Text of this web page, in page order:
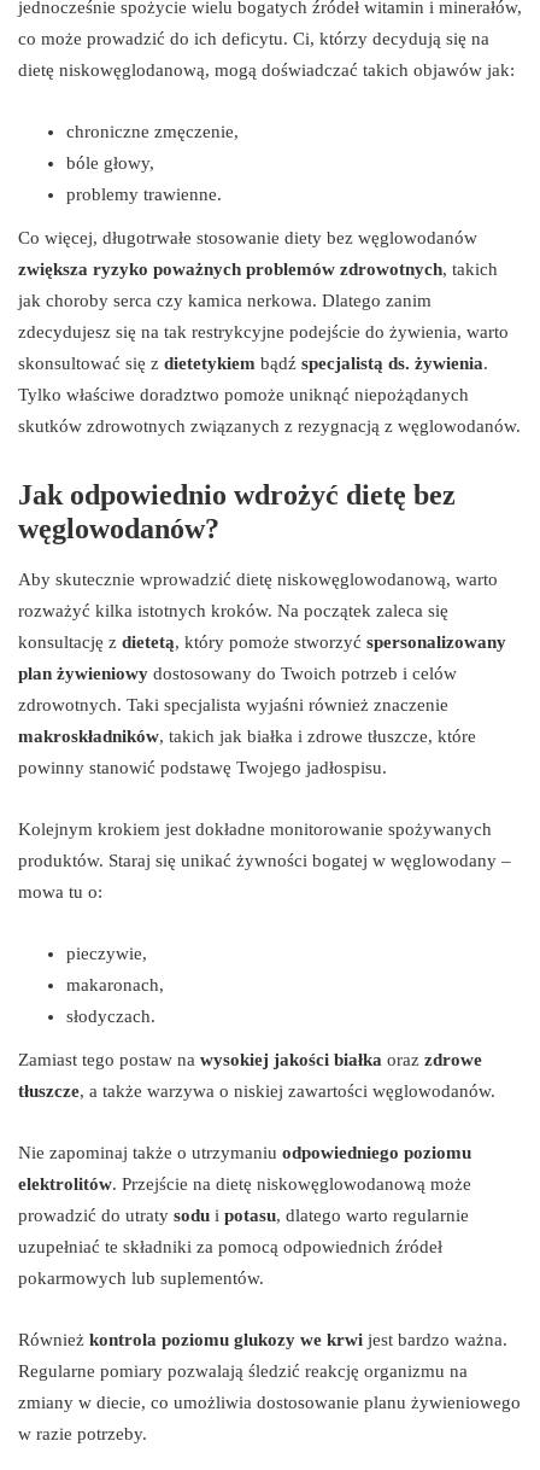
jednocześnie spożycie wielu bogatych źródeł witamin i minerałów,
co może prowadzić do ich deficytu. Ci, którzy decydują się na
dietę niskowęglodanową, mogą doświadczać takich objawów jak:
chroniczne zmęczenie,
bóle głowy,
problemy trawienne.
Co więcej, długotrwałe stosowanie diety bez węglowodanów
zwiększa ryzyko poważnych problemów zdrowotnych, takich
jak choroby serca czy kamica nerkowa. Dlatego zanim
zdecydujesz się na tak restrykcyjne podejście do żywienia, warto
skonsultować się z dietetykiem bądź specjalistą ds. żywienia.
Tylko właściwe doradztwo pomoże uniknąć niepożądanych
skutków zdrowotnych związanych z rezygnacją z węglowodanów.
Jak odpowiednio wdrożyć dietę bez
węglowodanów?
Aby skutecznie wprowadzić dietę niskowęglowodanową, warto
rozważyć kilka istotnych kroków. Na początek zaleca się
konsultację z dietetą, który pomoże stworzyć spersonalizowany
plan żywieniowy dostosowany do Twoich potrzeb i celów
zdrowotnych. Taki specjalista wyjaśni również znaczenie
makroskładników, takich jak białka i zdrowe tłuszcze, które
powinny stanowić podstawę Twojego jadłospisu.
Kolejnym krokiem jest dokładne monitorowanie spożywanych
produktów. Staraj się unikać żywności bogatej w węglowodany –
mowa tu o:
pieczywie,
makaronach,
słodyczach.
Zamiast tego postaw na wysokiej jakości białka oraz zdrowe
tłuszcze, a także warzywa o niskiej zawartości węglowodanów.
Nie zapominaj także o utrzymaniu odpowiedniego poziomu
elektrolitów. Przejście na dietę niskowęglowodanową może
prowadzić do utraty sodu i potasu, dlatego warto regularnie
uzupełniać te składniki za pomocą odpowiednich źródeł
pokarmowych lub suplementów.
Również kontrola poziomu glukozy we krwi jest bardzo ważna.
Regularne pomiary pozwalają śledzić reakcję organizmu na
zmiany w diecie, co umożliwia dostosowanie planu żywieniowego
w razie potrzeby.